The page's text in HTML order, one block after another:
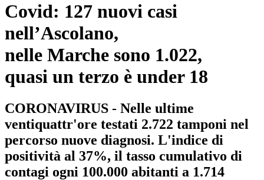
Covid: 127 nuovi casi
nell’Ascolano,
nelle Marche sono 1.022,
quasi un terzo è under 18
CORONAVIRUS - Nelle ultime
ventiquattr'ore testati 2.722 tamponi nel
percorso nuove diagnosi. L'indice di
positività al 37%, il tasso cumulativo di
contagi ogni 100.000 abitanti a 1.714